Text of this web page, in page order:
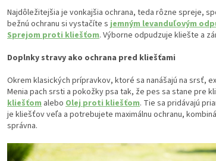
Najdôležitejšia je vonkajšia ochrana, teda rôzne spreje,
bežnú ochranu si vystačíte s jemným levanduľovým
Sprejom proti kliešťom. Výborne odpudzuje kliešte a
Doplnky stravy ako ochrana pred kliešťami
Okrem klasických prípravkov, ktoré sa nanášajú na srsť,
Menia pach srsti a pokožky psa tak, že pes sa stane pre
kliešťom alebo Olej proti kliešťom. Tie sa pridávajú
je kliešťov veľa a potrebujete maximálnu ochranu,
správna.